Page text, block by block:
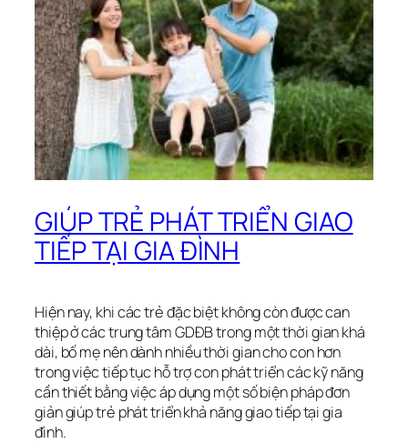
GIÚP TRẺ PHÁT TRIỂN GIAO
TIẾP TẠI GIA ĐÌNH
Hiện nay, khi các trẻ đặc biệt không còn được can
thiệp ở các trung tâm GDĐB trong một thời gian khá
dài, bố mẹ nên dành nhiều thời gian cho con hơn
trong việc tiếp tục hỗ trợ con phát triển các kỹ năng
cần thiết bằng việc áp dụng một số biện pháp đơn
giản giúp trẻ phát triển khả năng giao tiếp tại gia
đình.